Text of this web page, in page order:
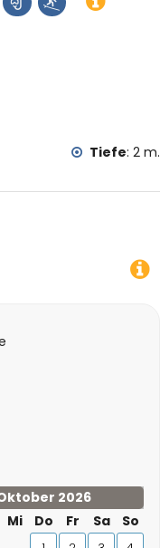
Angeln, Tauchen,
Tiefe: 2 m.
2026
Mi Do Fr Sa So